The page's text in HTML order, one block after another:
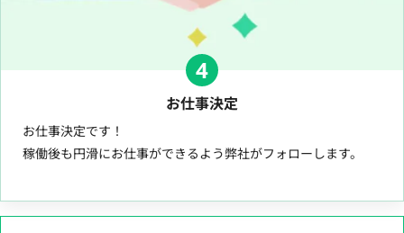
4
お仕事決定
お仕事決定です！
稼働後も円滑にお仕事ができるよう弊社がフォローします。